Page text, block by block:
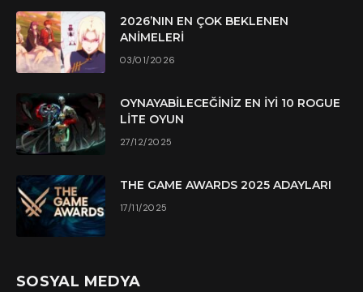
2026’NIN EN ÇOK BEKLENEN
ANIMELERI
03/01/2026
OYNAYABILECEĞINIZ EN İYI 10 ROGUE
LITE OYUN
27/12/2025
THE GAME AWARDS 2025 ADAYLARI
17/11/2025
SOSYAL MEDYA